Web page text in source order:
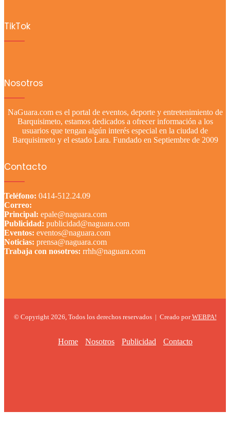
TikTok
Nosotros
NaGuara.com es el portal de eventos, deporte y entretenimiento de
Barquisimeto, estamos dedicados a ofrecer información a los
usuarios que tengan algún interés especial en la ciudad de
Barquisimeto y el estado Lara. Fundado en Septiembre de 2009
Contacto
Teléfono: 0414-512.24.09
Correo:
Principal: epale@naguara.com
Publicidad: publicidad@naguara.com
Eventos: eventos@naguara.com
Noticias: prensa@naguara.com
Trabaja con nosotros: rrhh@naguara.com
© Copyright 2026, Todos los derechos reservados | Creado porWEBPA!
Home Nosotros Publicidad Contacto